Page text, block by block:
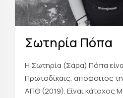
Σωτηρία Πόπα
Η Σωτηρία (Σάρα) Πόπα
Πρωτοδίκαις, απόφοιτος
ΑΠΘ (2019). Είναι κάτοχος